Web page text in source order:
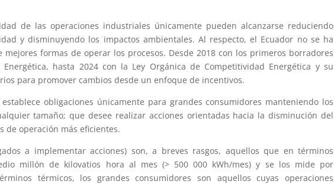
de las operaciones industriales únicamente pueden alcanzarse reduciendo
y disminuyendo los impactos ambientales. Al respecto, el Ecuador no se ha
formas de operar los procesos. Desde 2018 con los primeros borradores
hasta 2024 con la Ley Orgánica de Competitividad Energética y su
para promover cambios desde un enfoque de incentivos.
obligaciones únicamente para grandes consumidores manteniendo los
tamaño; que desee realizar acciones orientadas hacia la disminución del
de operación más eficientes.
a implementar acciones) son, a breves rasgos, aquellos que en términos
millón de kilovatios hora al mes (> 500 000 kWh/mes) y se los mide por
térmicos, los grandes consumidores son aquellos cuyas operaciones